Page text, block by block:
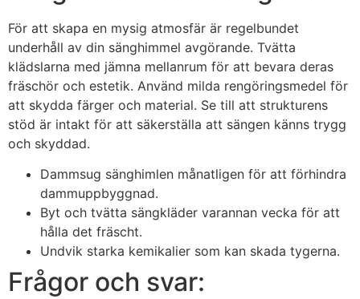
För att skapa en mysig atmosfär är regelbundet
underhåll av din sänghimmel avgörande. Tvätta
klädslarna med jämna mellanrum för att bevara deras
fräschör och estetik. Använd milda rengöringsmedel för
att skydda färger och material. Se till att strukturens
stöd är intakt för att säkerställa att sängen känns trygg
och skyddad.
Dammsug sänghimlen månatligen för att förhindra
dammuppbyggnad.
Byt och tvätta sängkläder varannan vecka för att
hålla det fräscht.
Undvik starka kemikalier som kan skada tygerna.
Frågor och svar: